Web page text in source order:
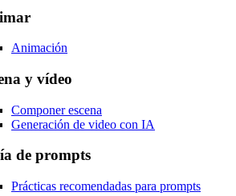
Animación
y vídeo
Componer escena
Generación de video con IA
de prompts
Prácticas recomendadas para prompts